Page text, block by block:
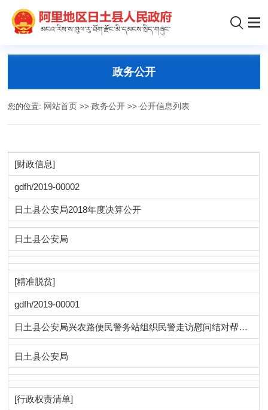
政务公开
您的位置: 网站首页 >>政务公开 >>公开信息列表
[财政信息]
gdfh/2019-00002
日土县公安局2018年度决算公开
日土县公安局
[精准脱贫]
gdfh/2019-00001
日土县公安局兴农路便民警务站组织民警走访慰问结对帮扶对象
日土县公安局
[行政权责清单]